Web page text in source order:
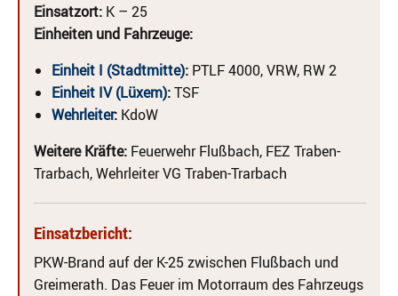
Einsatzort: K – 25
Einheiten und Fahrzeuge:
Einheit I (Stadtmitte): PTLF 4000, VRW, RW 2
Einheit IV (Lüxem):TSF
Wehrleiter: KdoW
Weitere Kräfte: Feuerwehr Flußbach, FEZ Traben-
Trarbach, Wehrleiter VG Traben-Trarbach
Einsatzbericht:
PKW-Brand auf der K-25 zwischen Flußbach und
Greimerath. Das Feuer im Motorraum des Fahrzeugs